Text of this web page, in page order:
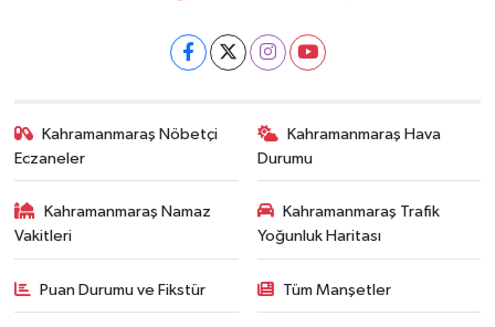
Kahramanmaraş Nöbetçi
Eczaneler
Kahramanmaraş Hava
Durumu
Kahramanmaraş Namaz
Vakitleri
Kahramanmaraş Trafik
Yoğunluk Haritası
Puan Durumu ve Fikstür Tüm Manşetler